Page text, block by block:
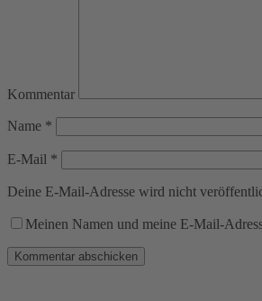
Kommentar
Name *
E-Mail *
Deine E-Mail-Adresse wird nicht
Meinen Namen und meine E-Mail-